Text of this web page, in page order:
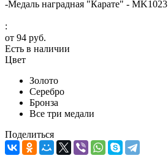
-Медаль наградная "Карате" - MK1023
:
от 94 руб.
Есть в наличии
Цвет
Золото
Серебро
Бронза
Все три медали
Поделиться